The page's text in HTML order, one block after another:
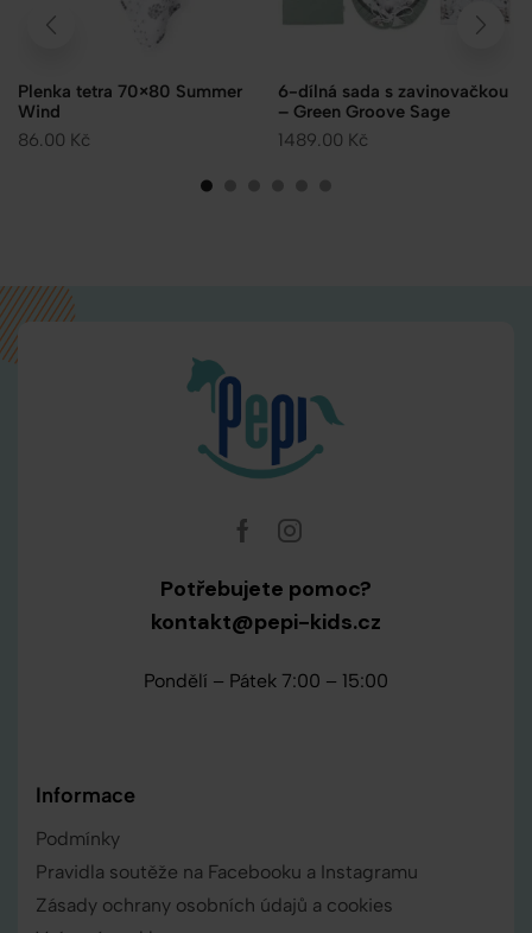
Plenka tetra 70×80 Summer
Wind
86.00 Kč
6-dílná sada s zavinovačkou
– Green Groove Sage
1489.00 Kč
Potřebujete pomoc?
kontakt@pepi-kids.cz
Pondělí – Pátek 7:00 – 15:00
Informace
Podmínky
Pravidla soutěže na Facebooku a Instagramu
Zásady ochrany osobních údajů a cookies